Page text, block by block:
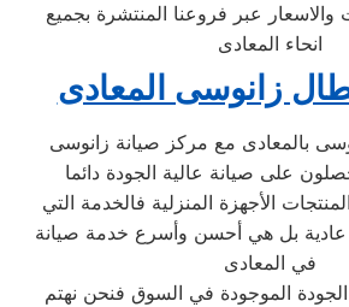
والاسعار عبر فروعنا المنتشرة بجميع
انحاء المعادى
زانوسى المعادى
بالمعادى مع مركز صيانة زانوسى
على صيانة عالية الجودة دائما
الأجهزة المنزلية فالخدمة التي
بل هي أحسن وأسرع خدمة صيانة
في المعادى
الموجودة في السوق فنحن نهتم